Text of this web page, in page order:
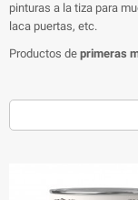
pinturas a la tiza para
laca puertas, etc.
Productos de primeras